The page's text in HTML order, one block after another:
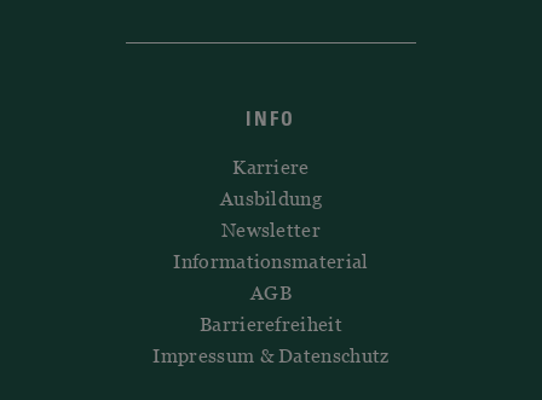
INFO
Karriere
Ausbildung
Newsletter
Informationsmaterial
AGB
Barrierefreiheit
Impressum & Datenschutz